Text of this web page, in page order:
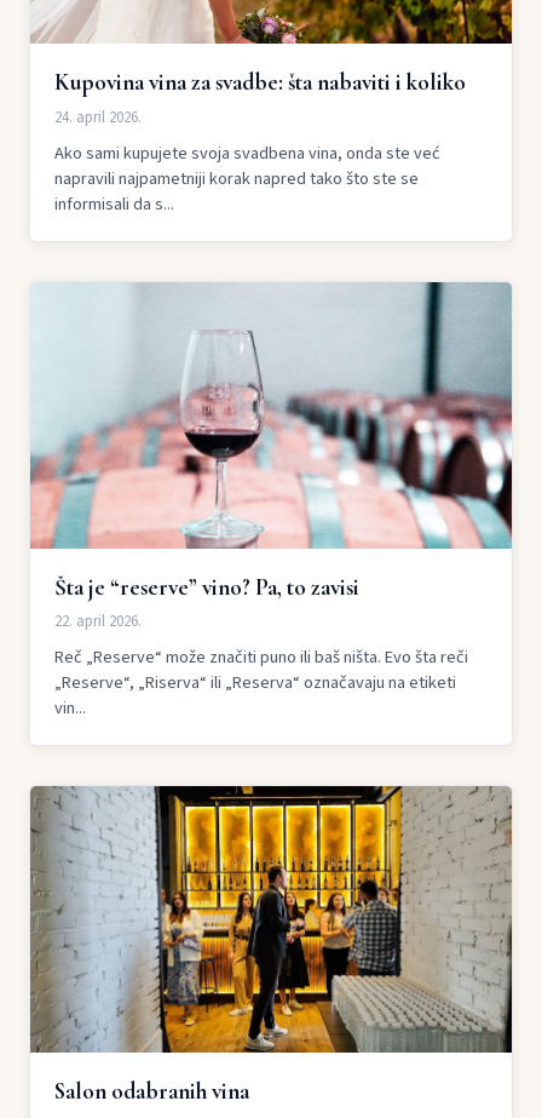
Kupovina vina za svadbe: šta nabaviti i koliko
24. april 2026.
Ako sami kupujete svoja svadbena vina, onda ste već
napravili najpametniji korak napred tako što ste se
informisali da s...
Šta je “reserve” vino? Pa, to zavisi
22. april 2026.
Reč „Reserve“ može značiti puno ili baš ništa. Evo šta reči
„Reserve“, „Riserva“ ili „Reserva“ označavaju na etiketi
vin...
Salon odabranih vina